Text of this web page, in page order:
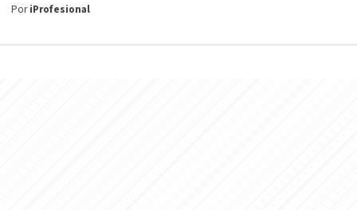
PoriProfesional